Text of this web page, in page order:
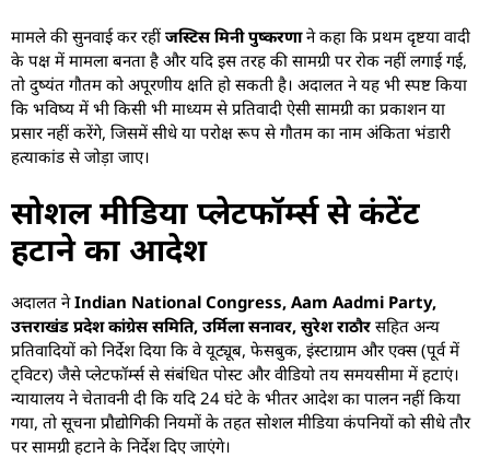
मामले की सुनवाई कर रहीं जस्टिस मिनी पुष्करणाने कहा कि प्रथम दृष्टया वादी
के पक्ष में मामला बनता है और यदि इस तरह की सामग्री पर रोक नहीं लगाई गई,
तो दुष्यंत गौतम को अपूरणीय क्षति हो सकती है। अदालत ने यह भी स्पष्ट किया
कि भविष्य में भी किसी भी माध्यम से प्रतिवादी ऐसी सामग्री का प्रकाशन या
प्रसार नहीं करेंगे, जिसमें सीधे या परोक्ष रूप से गौतम का नाम अंकिता भंडारी
हत्याकांड से जोड़ा जाए।
सोशल मीडिया प्लेटफॉर्म्स से कंटेंट
हटाने का आदेश
अदालत नेIndian National Congress, Aam Aadmi Party,
उत्तराखंड प्रदेश कांग्रेस समिति, उर्मिला सनावर, सुरेश राठौर सहित अन्य
प्रतिवादियों को निर्देश दिया कि वे यूट्यूब, फेसबुक, इंस्टाग्राम और एक्स (पूर्व में
ट्विटर) जैसे प्लेटफॉर्म्स से संबंधित पोस्ट और वीडियो तय समयसीमा में हटाएं।
न्यायालय ने चेतावनी दी कि यदि 24 घंटे के भीतर आदेश का पालन नहीं किया
गया, तो सूचना प्रौद्योगिकी नियमों के तहत सोशल मीडिया कंपनियों को सीधे तौर
पर सामग्री हटाने के निर्देश दिए जाएंगे।